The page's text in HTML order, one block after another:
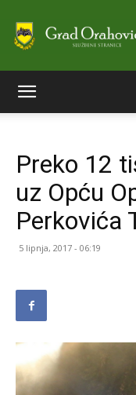
Preko 12
uz Opću
Perkovića
5 lipnja, 2017 - 06:19